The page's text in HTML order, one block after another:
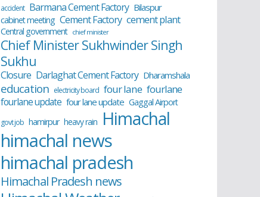
accident Barmana Cement Factory Bilaspur
cabinet meeting Cement Factory cement plant
Central government chief minister
Chief Minister Sukhwinder Singh
Sukhu
Closure Darlaghat Cement Factory Dharamshala
education electricity board four lane fourlane
fourlane update four lane update Gaggal Airport
govt job hamirpur heavy rain Himachal
himachal news
himachal pradesh
Himachal Pradesh news